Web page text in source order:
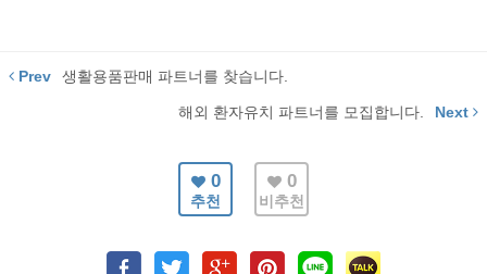
Prev 생활용품판매 파트너를 찾습니다.
해외 환자유치 파트너를 모집합니다. Next
0
추천
0
비추천